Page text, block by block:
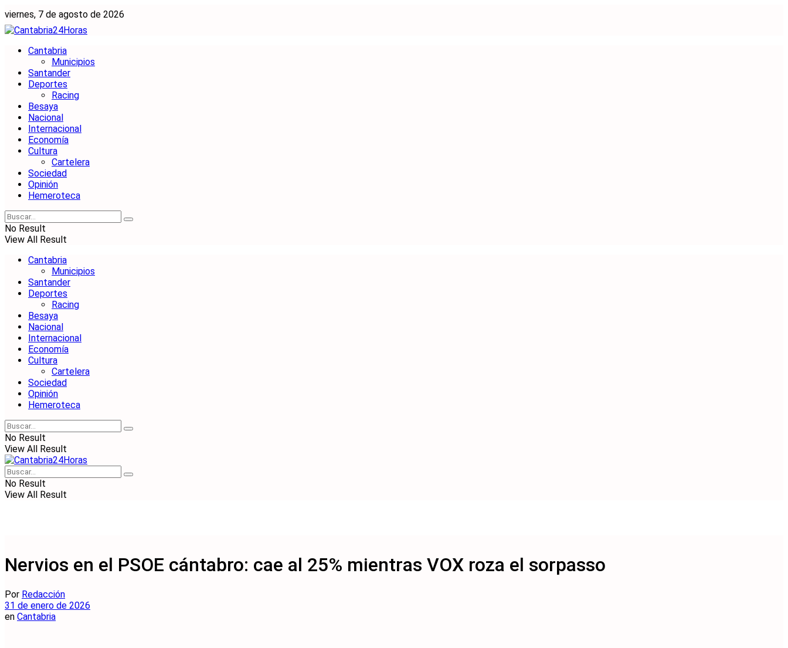
viernes, 7 de agosto de 2026
Cantabria
Municipios
Santander
Deportes
Racing
Besaya
Nacional
Internacional
Economía
Cultura
Cartelera
Sociedad
Opinión
Hemeroteca
No Result
View All Result
Cantabria
Municipios
Santander
Deportes
Racing
Besaya
Nacional
Internacional
Economía
Cultura
Cartelera
Sociedad
Opinión
Hemeroteca
No Result
View All Result
No Result
View All Result
Nervios en el PSOE cántabro: cae al 25% mientras VOX roza el sorpasso
Por Redacción
31 de enero de 2026
en Cantabria